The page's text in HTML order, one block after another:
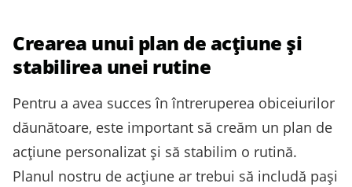
Crearea unui plan de acțiune și
stabilirea unei rutine
Pentru a avea succes în întreruperea obiceiurilor
dăunătoare, este important să creăm un plan de
acțiune personalizat și să stabilim o rutină.
Planul nostru de acțiune ar trebui să includă pași